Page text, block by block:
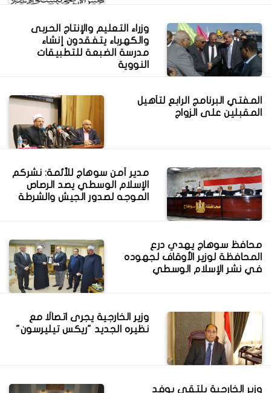
وزراء التعليم والإنتاج الحربى
والكهرباء يتفقدون إنشاء
مدرسة الضبعة للتطبيقات
النووية
المفتي البرنامج الرابع لتأهيل
المقبلين على الزواج
مدير أمن سوهاج للأئمة: نشركم
الإسلام الوسطي يصد الرصاص
الموجه لصدور الجيش والشرطة
محافظ سوهاج يهدي درع
المحافظة لوزير الأوقاف لجهوده
في نشر الإسلام الوسطي
وزير الخارجية يجرى اتصالًا مع
نظيره الجديد "ريكس تيليرسون"
وزير الخارجية يلتقي بوفد